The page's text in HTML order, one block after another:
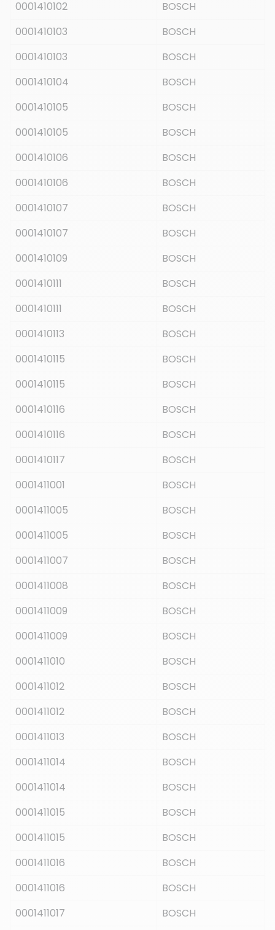
0001410102
BOSCH
0001410103
BOSCH
0001410103
BOSCH
0001410104
BOSCH
0001410105
BOSCH
0001410105
BOSCH
0001410106
BOSCH
0001410106
BOSCH
0001410107
BOSCH
0001410107
BOSCH
0001410109
BOSCH
0001410111
BOSCH
0001410111
BOSCH
0001410113
BOSCH
0001410115
BOSCH
0001410115
BOSCH
0001410116
BOSCH
0001410116
BOSCH
0001410117
BOSCH
0001411001
BOSCH
0001411005
BOSCH
0001411005
BOSCH
0001411007
BOSCH
0001411008
BOSCH
0001411009
BOSCH
0001411009
BOSCH
0001411010
BOSCH
0001411012
BOSCH
0001411012
BOSCH
0001411013
BOSCH
0001411014
BOSCH
0001411014
BOSCH
0001411015
BOSCH
0001411015
BOSCH
0001411016
BOSCH
0001411016
BOSCH
0001411017
BOSCH